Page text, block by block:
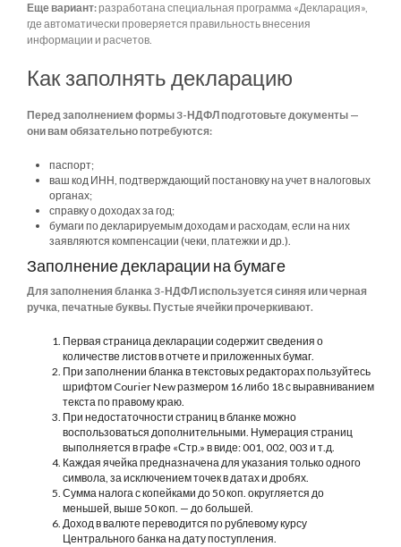
Еще вариант:разработана специальная программа «Декларация»,
где автоматически проверяется правильность внесения
информации и расчетов.
Как заполнять декларацию
Перед заполнением формы 3-НДФЛ подготовьте документы —
они вам обязательно потребуются:
паспорт;
ваш код ИНН, подтверждающий постановку на учет в налоговых
органах;
справку о доходах за год;
бумаги по декларируемым доходам и расходам, если на них
заявляются компенсации (чеки, платежки и др.).
Заполнение декларации на бумаге
Для заполнения бланка 3-НДФЛ используется синяя или черная
ручка, печатные буквы. Пустые ячейки прочеркивают.
Первая страница декларации содержит сведения о
количестве листов в отчете и приложенных бумаг.
При заполнении бланка в текстовых редакторах пользуйтесь
шрифтом Courier New размером 16 либо 18 с выравниванием
текста по правому краю.
При недостаточности страниц в бланке можно
воспользоваться дополнительными. Нумерация страниц
выполняется в графе «Стр.» в виде: 001, 002, 003 и т.д.
Каждая ячейка предназначена для указания только одного
символа, за исключением точек в датах и дробях.
Сумма налога с копейками до 50 коп. округляется до
меньшей, выше 50 коп. — до большей.
Доход в валюте переводится по рублевому курсу
Центрального банка на дату поступления.